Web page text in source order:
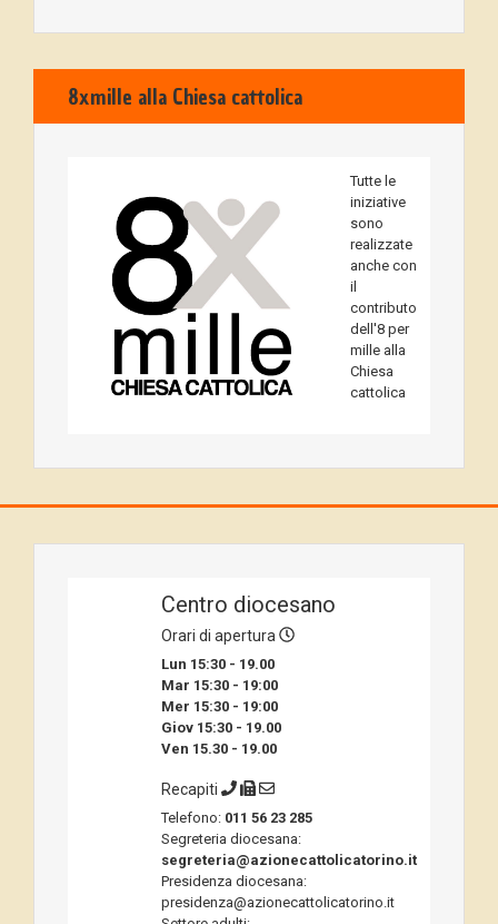
8xmille alla Chiesa cattolica
Tutte le
iniziative
sono
realizzate
anche con
il
contributo
dell'8 per
mille alla
Chiesa
cattolica
Centro diocesano
Orari di apertura
Lun 15:30 - 19.00
Mar 15:30 - 19:00
Mer 15:30 - 19:00
Giov 15:30 - 19.00
Ven 15.30 - 19.00
Recapiti
Telefono: 011 56 23 285
Segreteria diocesana:
segreteria@azionecattolicatorino.it
Presidenza diocesana:
presidenza@azionecattolicatorino.it